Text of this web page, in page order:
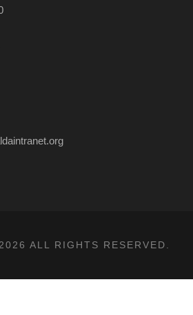
ALL RIGHTS RESERVED.